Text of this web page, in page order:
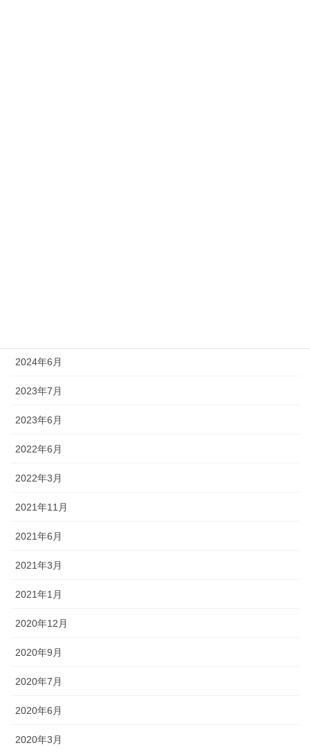
2024年6月
2023年7月
2023年6月
2022年6月
2022年3月
2021年11月
2021年6月
2021年3月
2021年1月
2020年12月
2020年9月
2020年7月
2020年6月
2020年3月